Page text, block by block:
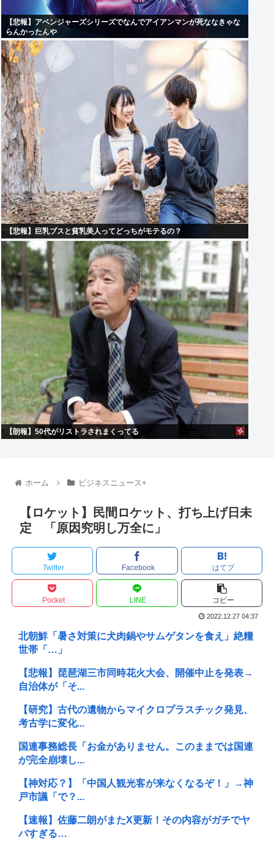
【悲報】アベンジャーズシリーズでなんでアイアンマンが死ななきゃな
らんかったんや
【悲報】巨乳ブスと貧乳美人ってどっちがモテるの？
【朗報】50代がリストラされまくってる
ホーム ビジネスニュース+
【ロケット】民間ロケット、打ち上げ日未
定 「原因究明し万全に」
Twitter Facebook はてブ
Pocket LINE コピー
2022.12.27 04:37
北朝鮮「暑さ対策に犬肉鍋やサムゲタンを食え」絶糧
世帯「…」
【悲報】琵琶湖三市同時花火大会、開催中止を発表→
自治体が「そ...
【研究】古代の遺物からマイクロプラスチック発見、
考古学に変化...
国連事務総長「お金がありません。このままでは国連
が完全崩壊し...
【神対応？】「中国人観光客が来なくなるぞ！」→神
戸市議「で？...
【速報】佐藤二朗がまたX更新！その内容がガチでヤ
バすぎる…